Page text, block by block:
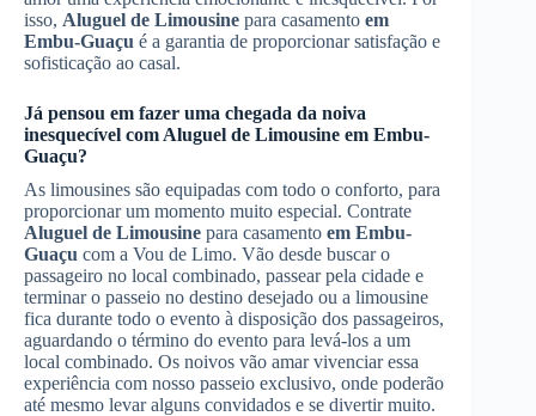
isso, Aluguel de Limousine para casamento em
Embu-Guaçu é a garantia de proporcionar satisfação e
sofisticação ao casal.
Já pensou em fazer uma chegada da noiva
inesquecível com Aluguel de Limousine em Embu-
Guaçu?
As limousines são equipadas com todo o conforto, para
proporcionar um momento muito especial. Contrate
Aluguel de Limousine para casamento em Embu-
Guaçu com a Vou de Limo. Vão desde buscar o
passageiro no local combinado, passear pela cidade e
terminar o passeio no destino desejado ou a limousine
fica durante todo o evento à disposição dos passageiros,
aguardando o término do evento para levá-los a um
local combinado. Os noivos vão amar vivenciar essa
experiência com nosso passeio exclusivo, onde poderão
até mesmo levar alguns convidados e se divertir muito.